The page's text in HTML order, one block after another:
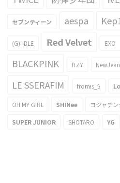
セブンティーン aespa
(G)I-DLE Red Velvet EXO
BLACKPINK ITZY
LE SSERAFIM fromis_9
OH MY GIRL SHINee ヨジャチン
SUPER JUNIOR SHOTARO YG